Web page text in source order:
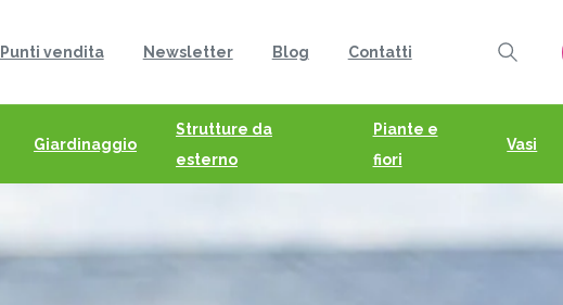
Punti vendita Newsletter Blog Contatti
Search
Giardinaggio
Strutture da
esterno
Piante e
fiori
Vasi